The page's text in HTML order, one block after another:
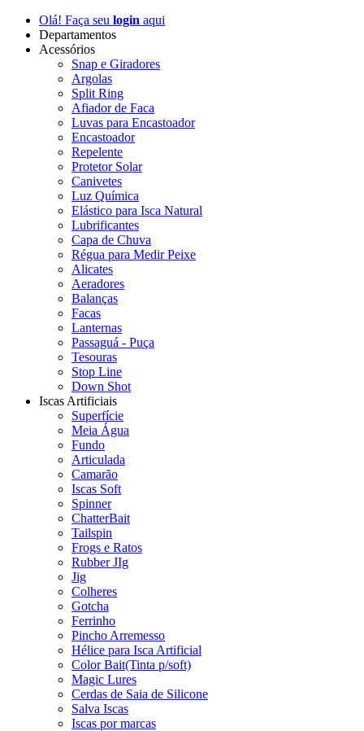
Olá! Faça seu login aqui
Departamentos
Acessórios
Snap e Giradores
Argolas
Split Ring
Afiador de Faca
Luvas para Encastoador
Encastoador
Repelente
Protetor Solar
Canivetes
Luz Química
Elástico para Isca Natural
Lubrificantes
Capa de Chuva
Régua para Medir Peixe
Alicates
Aeradores
Balanças
Facas
Lanternas
Passaguá - Puça
Tesouras
Stop Line
Down Shot
Iscas Artificiais
Superfície
Meia Água
Fundo
Articulada
Camarão
Iscas Soft
Spinner
ChatterBait
Tailspin
Frogs e Ratos
Rubber JIg
Jig
Colheres
Gotcha
Ferrinho
Pincho Arremesso
Hélice para Isca Artificial
Color Bait(Tinta p/soft)
Magic Lures
Cerdas de Saia de Silicone
Salva Iscas
Iscas por marcas